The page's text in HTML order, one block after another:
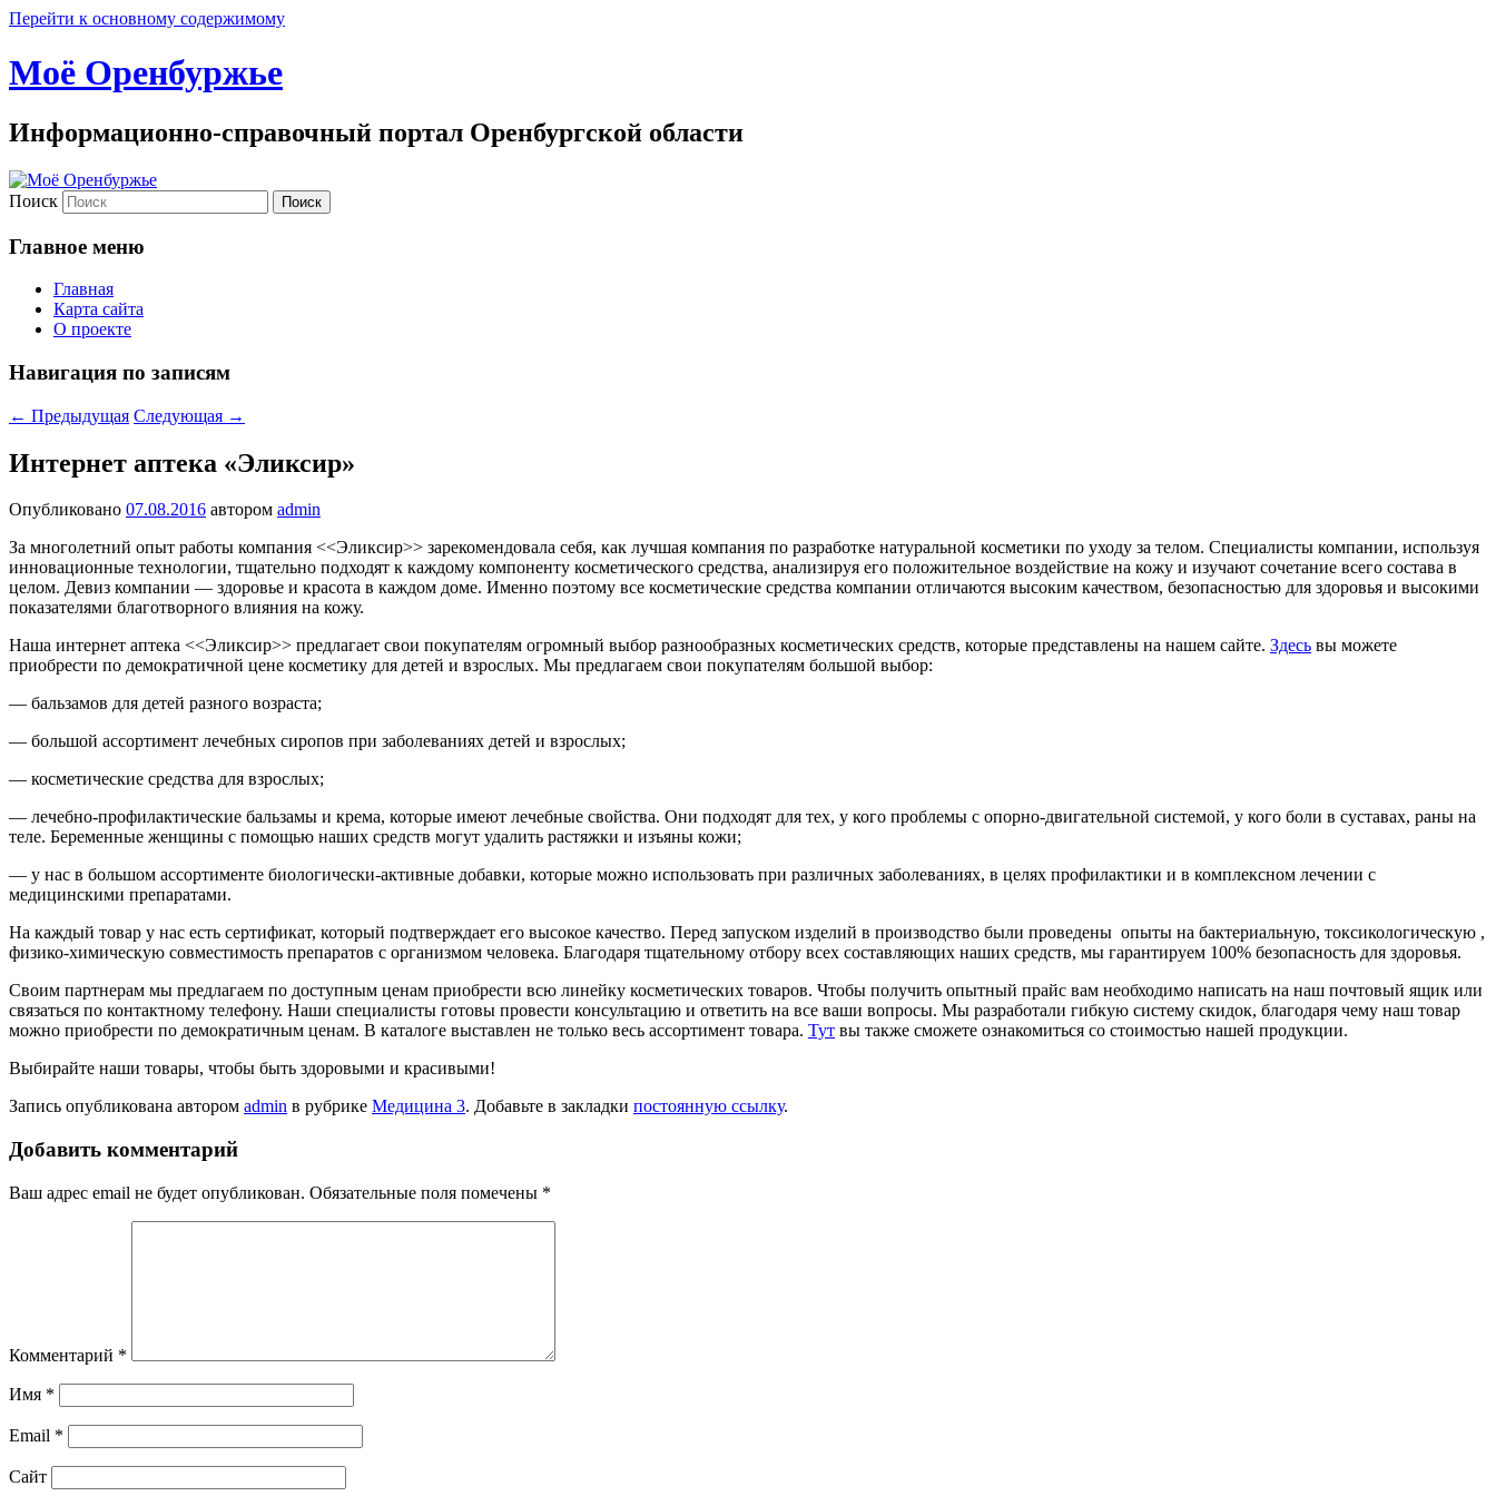
Перейти к основному содержимому
Моё Оренбуржье
Информационно-справочный портал Оренбургской области
Поиск
Главное меню
Главная
Карта сайта
О проекте
Навигация по записям
← Предыдущая Следующая →
Интернет аптека «Эликсир»
Опубликовано 07.08.2016 автором admin
За многолетний опыт работы компания <<Эликсир>> зарекомендовала себя, как лучшая компания по разработке натуральной косметики по уходу за телом. Специалисты компании, используя
инновационные технологии, тщательно подходят к каждому компоненту косметического средства, анализируя его положительное воздействие на кожу и изучают сочетание всего состава в
целом. Девиз компании — здоровье и красота в каждом доме. Именно поэтому все косметические средства компании отличаются высоким качеством, безопасностью для здоровья и высокими
показателями благотворного влияния на кожу.
Наша интернет аптека <<Эликсир>> предлагает свои покупателям огромный выбор разнообразных косметических средств, которые представлены на нашем сайте. Здесь вы можете
приобрести по демократичной цене косметику для детей и взрослых. Мы предлагаем свои покупателям большой выбор:
— бальзамов для детей разного возраста;
— большой ассортимент лечебных сиропов при заболеваниях детей и взрослых;
— косметические средства для взрослых;
— лечебно-профилактические бальзамы и крема, которые имеют лечебные свойства. Они подходят для тех, у кого проблемы с опорно-двигательной системой, у кого боли в суставах, раны на
теле. Беременные женщины с помощью наших средств могут удалить растяжки и изъяны кожи;
— у нас в большом ассортименте биологически-активные добавки, которые можно использовать при различных заболеваниях, в целях профилактики и в комплексном лечении с
медицинскими препаратами.
На каждый товар у нас есть сертификат, который подтверждает его высокое качество. Перед запуском изделий в производство были проведены опыты на бактериальную, токсикологическую ,
физико-химическую совместимость препаратов с организмом человека. Благодаря тщательному отбору всех составляющих наших средств, мы гарантируем 100% безопасность для здоровья.
Своим партнерам мы предлагаем по доступным ценам приобрести всю линейку косметических товаров. Чтобы получить опытный прайс вам необходимо написать на наш почтовый ящик или
связаться по контактному телефону. Наши специалисты готовы провести консультацию и ответить на все ваши вопросы. Мы разработали гибкую систему скидок, благодаря чему наш товар
можно приобрести по демократичным ценам. В каталоге выставлен не только весь ассортимент товара. Тут вы также сможете ознакомиться со стоимостью нашей продукции.
Выбирайте наши товары, чтобы быть здоровыми и красивыми!
Запись опубликована автором admin в рубрике Медицина 3. Добавьте в закладки постоянную ссылку.
Добавить комментарий
Ваш адрес email не будет опубликован. Обязательные поля помечены *
Комментарий *
Имя *
Email *
Сайт